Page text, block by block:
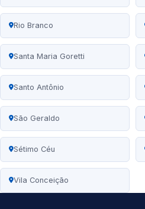
Rio Branco
Santa Maria Goretti
Santo Antônio
São Geraldo
Sétimo Céu
Vila Conceição